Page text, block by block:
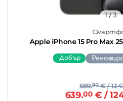
Apple iPhone 15 Pro Max
1/ 3
Добър
689.00€/
639.00€ /